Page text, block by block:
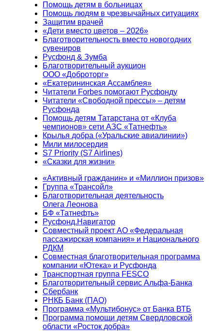
Помощь детям в больницах
Помощь людям в чрезвычайных ситуациях
Защитим врачей
«Дети вместо цветов – 2026»
Благотворительность вместо новогодних
сувениров
Русфонд & Зумба
Благотворительный аукцион
ООО «Доброторг»
«Екатерининская Ассамблея»
Читатели Forbes помогают Русфонду
Читатели «Свободной прессы» – детям
Русфонда
Помощь детям Татарстана от «Клуба
чемпионов» сети АЗС «Татнефть»
Крылья добра («Уральские авиалинии»)
Мили милосердия
S7 Priority (S7 Airlines)
«Сказки для жизни»
«Активный гражданин» и «Миллион призов»
Группа «Трансойл»
Благотворительная деятельность
Олега Леонова
БФ «Татнефть»
Русфонд.Навигатор
Совместный проект АО «Федеральная
пассажирская компания» и Национального
РДКМ
Совместная благотворительная программа
компании «Ютека» и Русфонда
Транспортная группа FESCO
Благотворительный сервис Альфа-Банка
Сбербанк
РНКБ Банк (ПАО)
Программа «Мультибонус» от Банка ВТБ
Программа помощи детям Свердловской
области «Росток добра»